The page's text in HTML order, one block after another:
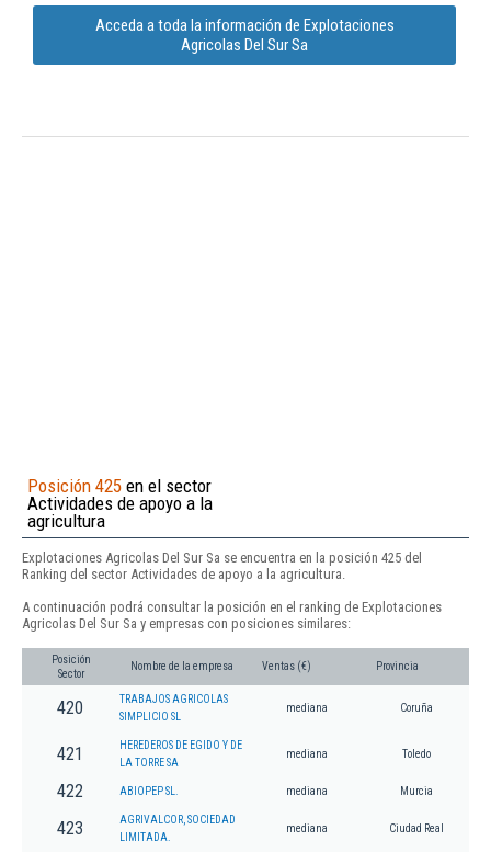
Acceda a toda la información de Explotaciones
Agricolas Del Sur Sa
Posición 425 en el sector
Actividades de apoyo a la
agricultura
Explotaciones Agricolas Del Sur Sa se encuentra en la posición 425 del
Ranking del sector Actividades de apoyo a la agricultura.
A continuación podrá consultar la posición en el ranking de Explotaciones
Agricolas Del Sur Sa y empresas con posiciones similares:
Posición
Sector
Nombre de la empresa Ventas (€) Provincia
420
TRABAJOS AGRICOLAS
SIMPLICIO SL
mediana Coruña
421
HEREDEROS DE EGIDO Y DE
LA TORRE SA
mediana Toledo
422 ABIOPEP SL. mediana Murcia
423
AGRIVALCOR, SOCIEDAD
LIMITADA.
mediana Ciudad Real